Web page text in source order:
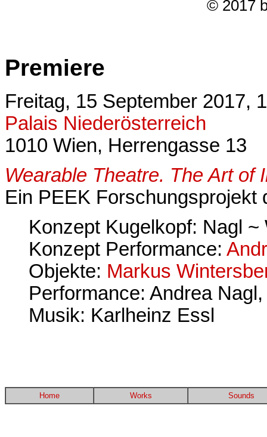
© 2017
Premiere
Freitag, 15 September 2017,
Palais Niederösterreich
1010 Wien, Herrengasse 13
Wearable Theatre. The Art of
Ein PEEK Forschungsprojekt
Konzept Kugelkopf: Nagl ~
Konzept Performance:
Objekte: Markus
Performance: Andrea
Musik: Karlheinz Essl
Home Works Sounds